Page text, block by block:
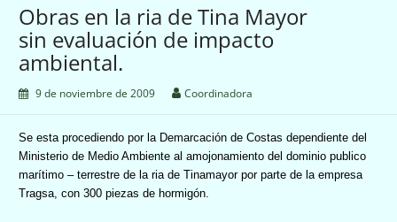
Obras en la ria de Tina Mayor
sin evaluación de impacto
ambiental.
9 de noviembre de 2009 Coordinadora
Se esta procediendo por la Demarcación de Costas dependiente del
Ministerio de Medio Ambiente al amojonamiento del dominio publico
marítimo – terrestre de la ria de Tinamayor por parte de la empresa
Tragsa, con 300 piezas de hormigón.